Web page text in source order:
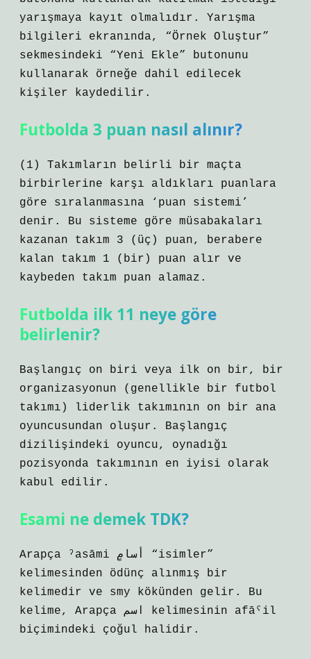
yarışmaya kayıt olmalıdır. Yarışma
bilgileri ekranında, “Örnek Oluştur”
sekmesindeki “Yeni Ekle” butonunu
kullanarak örneğe dahil edilecek
kişiler kaydedilir.
Futbolda 3 puan nasıl alınır?
(1) Takımların belirli bir maçta
birbirlerine karşı aldıkları puanlara
göre sıralanmasına ‘puan sistemi’
denir. Bu sisteme göre müsabakaları
kazanan takım 3 (üç) puan, berabere
kalan takım 1 (bir) puan alır ve
kaybeden takım puan alamaz.
Futbolda ilk 11 neye göre
belirlenir?
Başlangıç ​​on biri veya ilk on bir, bir
organizasyonun (genellikle bir futbol
takımı) liderlik takımının on bir ana
oyuncusundan oluşur. Başlangıç ​​
dizilişindeki oyuncu, oynadığı
pozisyonda takımının en iyisi olarak
kabul edilir.
Esami ne demek TDK?
Arapça ˀasāmi أسامٍ “isimler”
kelimesinden ödünç alınmış bir
kelimedir ve smy kökünden gelir. Bu
kelime, Arapça اسم kelimesinin afāˁil
biçimindeki çoğul halidir.